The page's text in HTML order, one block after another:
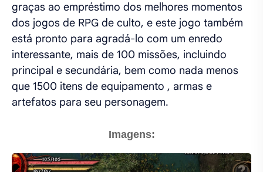
graças ao empréstimo dos melhores momentos
dos jogos de RPG de culto, e este jogo também
está pronto para agradá-lo com um enredo
interessante, mais de 100 missões, incluindo
principal e secundária, bem como nada menos
que 1500 itens de equipamento , armas e
artefatos para seu personagem.
Imagens: